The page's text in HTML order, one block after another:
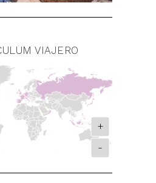
VIAJERO
+
-